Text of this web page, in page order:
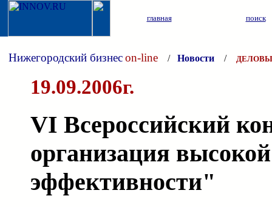
главная поиск
Нижегородский бизнесon-line / Новости /
19.09.2006г.
VI Всероссийский
организация
эффективности"